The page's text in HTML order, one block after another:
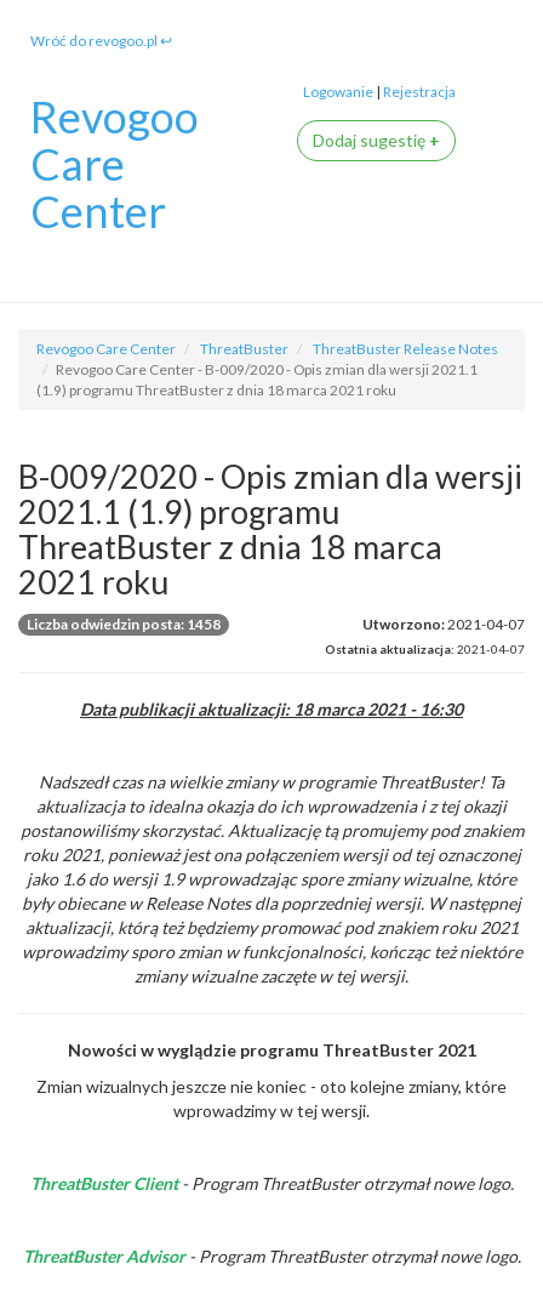
Wróć do revogoo.pl ↩
Revogoo
Care
Center
Logowanie |Rejestracja
Dodaj sugestię +
Revogoo Care Center ThreatBuster
ThreatBuster Release Notes
Revogoo Care Center - B-009/2020 - Opis zmian dla wersji 2021.1
(1.9) programu ThreatBuster z dnia 18 marca 2021 roku
B-009/2020 - Opis zmian dla wersji
2021.1 (1.9) programu
ThreatBuster z dnia 18 marca
2021 roku
Utworzono:2021-04-07
Ostatnia aktualizacja: 2021-04-07
Liczba odwiedzin posta: 1458
Data publikacji aktualizacji: 18 marca 2021 - 16:30
Nadszedł czas na wielkie zmiany w programie ThreatBuster! Ta
aktualizacja to idealna okazja do ich wprowadzenia i z tej okazji
postanowiliśmy skorzystać. Aktualizację tą promujemy pod znakiem
roku 2021, ponieważ jest ona połączeniem wersji od tej oznaczonej
jako 1.6 do wersji 1.9 wprowadzając spore zmiany wizualne, które
były obiecane w Release Notes dla poprzedniej wersji. W następnej
aktualizacji, którą też będziemy promować pod znakiem roku 2021
wprowadzimy sporo zmian w funkcjonalności, kończąc też niektóre
zmiany wizualne zaczęte w tej wersji.
Nowości w wyglądzie programu ThreatBuster 2021
Zmian wizualnych jeszcze nie koniec - oto kolejne zmiany, które
wprowadzimy w tej wersji.
ThreatBuster Client - Program ThreatBuster otrzymał nowe logo.
ThreatBuster Advisor - Program ThreatBuster otrzymał nowe logo.